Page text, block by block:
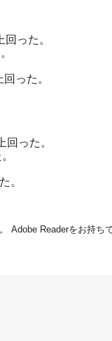
った。
った。
った。
。
Adobe Readerをお持ち